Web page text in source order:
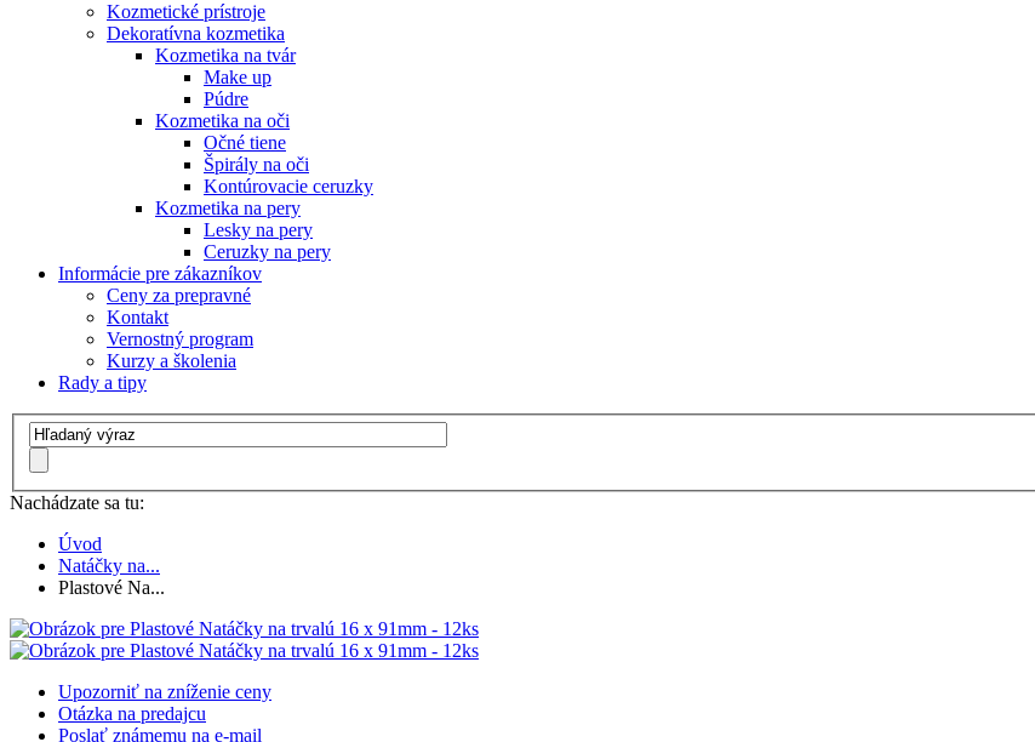
Kozmetické prístroje
Dekoratívna kozmetika
Kozmetika na tvár
Make up
Púdre
Kozmetika na oči
Očné tiene
Špirály na oči
Kontúrovacie ceruzky
Kozmetika na pery
Lesky na pery
Ceruzky na pery
Informácie pre zákazníkov
Ceny za prepravné
Kontakt
Vernostný program
Kurzy a školenia
Rady a tipy
Nachádzate sa tu:
Úvod
Natáčky na...
Plastové Na...
Upozorniť na zníženie ceny
Otázka na predajcu
Poslať známemu na e-mail